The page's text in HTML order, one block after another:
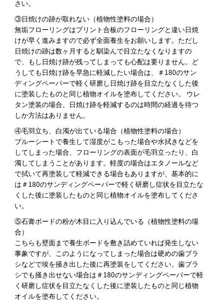
さい。
③日焼けの跡が取れない（植物性塗料の場合）
無垢フローリングはプリント合板のフローリングと違い日焼
けが早く進みますので必ず全面養生をお願いします。ただし
日焼けの跡は数ヶ月すると馴染んで目立たなくなりますの
で、もし日焼け跡が残ってしまっても心配は要りません。ど
うしても日焼け跡を早急に軽減したい場合は、＃180のサン
ディングペーパーで軽く研磨し日焼け跡を目立たなくした後
に塗装したものと同じ植物オイルを塗布してください。 ウレ
タン塗装の場合、日焼け跡を軽減するのは時間の経過を待つ
しか方法はありません。
④毛羽立ち、白濁が出ている場合（植物性塗料の場合）
ブルーシートで養生して湿度がこもった場合や水拭きなどを
してしまった場合、フローリングの表面が毛羽立ったり、白
濁してしまうことがあります。軽度の場合はエタノールなど
で拭いて再塗装して軽減できる場合もありますが、基本的に
は＃180のサンディングペーパーで軽く研磨し症状を目立たな
くした後に塗装したものと同じ植物オイルを塗布してくださ
い。
⑤石膏ボードの粉が木目に入り込んでいる（植物性塗料の場
合）
こちらも壁面まで養生ボードを敷き詰めていれば発生しない
事象ですが、このようになってしまった場合は硬めの歯ブラ
シなどで埃を掻き出した後に再塗装をしてください。歯ブラ
シでも掻き出せない場合は＃180のサンディングペーパーで軽
く研磨し症状を目立たなくした後に塗装したものと同じ植物
オイルを塗布してください。